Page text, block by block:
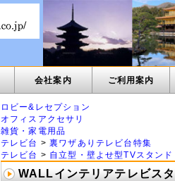
会社案内 ご利用案内
ロビー&レセプション
オフィスアクセサリ
雑貨・家電用品
テレビ台 >裏ワザありテレビ台特集
テレビ台 > 自立型・壁よせ型TVスタンド
WALLインテリアテレビス